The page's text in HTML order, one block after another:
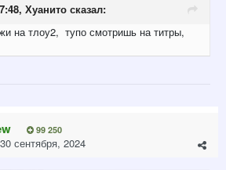
Хуанито сказал:
на тлоу2, тупо смотришь на титры,
99 250
30 сентября, 2024